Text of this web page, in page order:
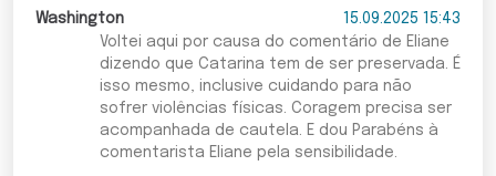
Washington
15.09.2025 15:43
Voltei aqui por causa do comentário de Eliane
dizendo que Catarina tem de ser preservada. É
isso mesmo, inclusive cuidando para não
sofrer violências físicas. Coragem precisa ser
acompanhada de cautela. E dou Parabéns à
comentarista Eliane pela sensibilidade.